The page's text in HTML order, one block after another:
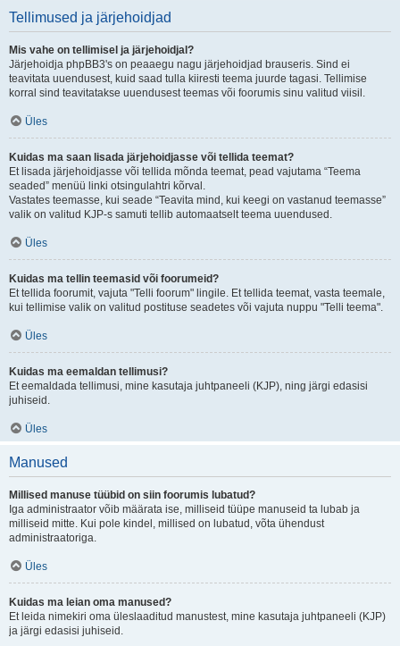
Tellimused ja järjehoidjad
Mis vahe on tellimisel ja järjehoidjal?
Järjehoidja phpBB3's on peaaegu nagu järjehoidjad brauseris. Sind ei
teavitata uuendusest, kuid saad tulla kiiresti teema juurde tagasi. Tellimise
korral sind teavitatakse uuendusest teemas või foorumis sinu valitud viisil.
Üles
Kuidas ma saan lisada järjehoidjasse või tellida teemat?
Et lisada järjehoidjasse või tellida mõnda teemat, pead vajutama “Teema
seaded” menüü linki otsingulahtri kõrval.
Vastates teemasse, kui seade “Teavita mind, kui keegi on vastanud teemasse”
valik on valitud KJP-s samuti tellib automaatselt teema uuendused.
Üles
Kuidas ma tellin teemasid või foorumeid?
Et tellida foorumit, vajuta "Telli foorum" lingile. Et tellida teemat, vasta teemale,
kui tellimise valik on valitud postituse seadetes või vajuta nuppu "Telli teema".
Üles
Kuidas ma eemaldan tellimusi?
Et eemaldada tellimusi, mine kasutaja juhtpaneeli (KJP), ning järgi edasisi
juhiseid.
Üles
Manused
Millised manuse tüübid on siin foorumis lubatud?
Iga administraator võib määrata ise, milliseid tüüpe manuseid ta lubab ja
milliseid mitte. Kui pole kindel, millised on lubatud, võta ühendust
administraatoriga.
Üles
Kuidas ma leian oma manused?
Et leida nimekiri oma üleslaaditud manustest, mine kasutaja juhtpaneeli (KJP)
ja järgi edasisi juhiseid.